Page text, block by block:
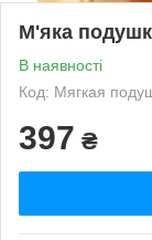
М'яка
В наявності
Код: Мягкая
397 ₴